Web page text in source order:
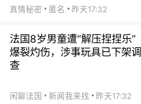
真情秘密 匿名 昨天17:32
法国8岁男童遭“解压捏捏乐”
爆裂灼伤，涉事玩具已下架调
查
闲聊法国 新闻我来找 昨天17:32